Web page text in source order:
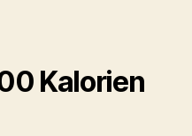
Kalorien